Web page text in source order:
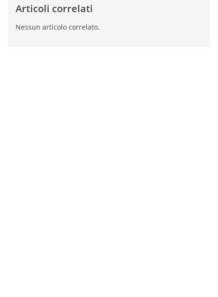
Articoli correlati
Nessun articolo correlato.